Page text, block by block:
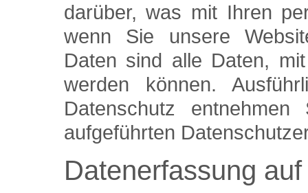
darüber, was mit Ihren
wenn Sie unsere
Daten sind alle Daten,
werden können.
Datenschutz
aufgeführten
Datenerfassung